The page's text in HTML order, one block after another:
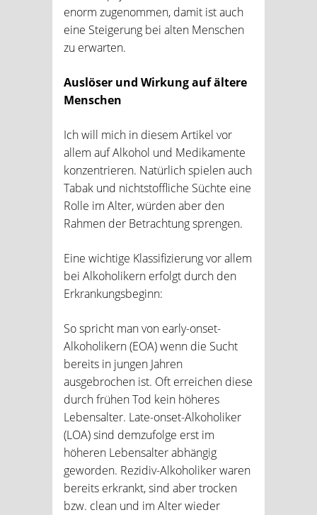
enorm zugenommen, damit ist auch
eine Steigerung bei alten Menschen
zu erwarten.
Auslöser und Wirkung auf ältere
Menschen
Ich will mich in diesem Artikel vor
allem auf Alkohol und Medikamente
konzentrieren. Natürlich spielen auch
Tabak und nichtstoffliche Süchte eine
Rolle im Alter, würden aber den
Rahmen der Betrachtung sprengen.
Eine wichtige Klassifizierung vor allem
bei Alkoholikern erfolgt durch den
Erkrankungsbeginn:
So spricht man von early-onset-
Alkoholikern (EOA) wenn die Sucht
bereits in jungen Jahren
ausgebrochen ist. Oft erreichen diese
durch frühen Tod kein höheres
Lebensalter. Late-onset-Alkoholiker
(LOA) sind demzufolge erst im
höheren Lebensalter abhängig
geworden. Rezidiv-Alkoholiker waren
bereits erkrankt, sind aber trocken
bzw. clean und im Alter wieder